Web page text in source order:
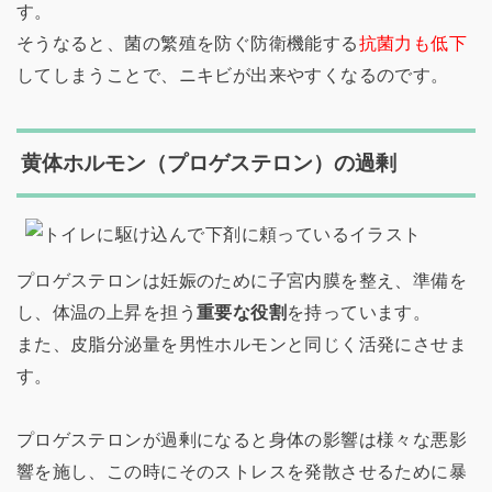
す。
そうなると、菌の繁殖を防ぐ防衛機能する抗菌力も低下
してしまうことで、ニキビが出来やすくなるのです。
黄体ホルモン（プロゲステロン）の過剰
プロゲステロンは妊娠のために子宮内膜を整え、準備を
し、体温の上昇を担う 重要な役割 を持っています。
また、皮脂分泌量を男性ホルモンと同じく活発にさせま
す。
プロゲステロンが過剰になると身体の影響は様々な悪影
響を施し、この時にそのストレスを発散させるために暴